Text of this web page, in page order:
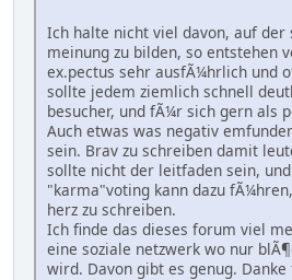
Ich halte nicht viel davon, auf der
meinung zu bilden, so entstehen
ex.pectus sehr ausfÃ¼hrlich und
sollte jedem ziemlich schnell
besucher, und fÃ¼r sich gern als
Auch etwas was negativ
sein. Brav zu schreiben damit
sollte nicht der leitfaden sein,
"karma"voting kann dazu
herz zu schreiben.
Ich finde das dieses forum viel
eine soziale netzwerk wo nur
wird. Davon gibt es genug.